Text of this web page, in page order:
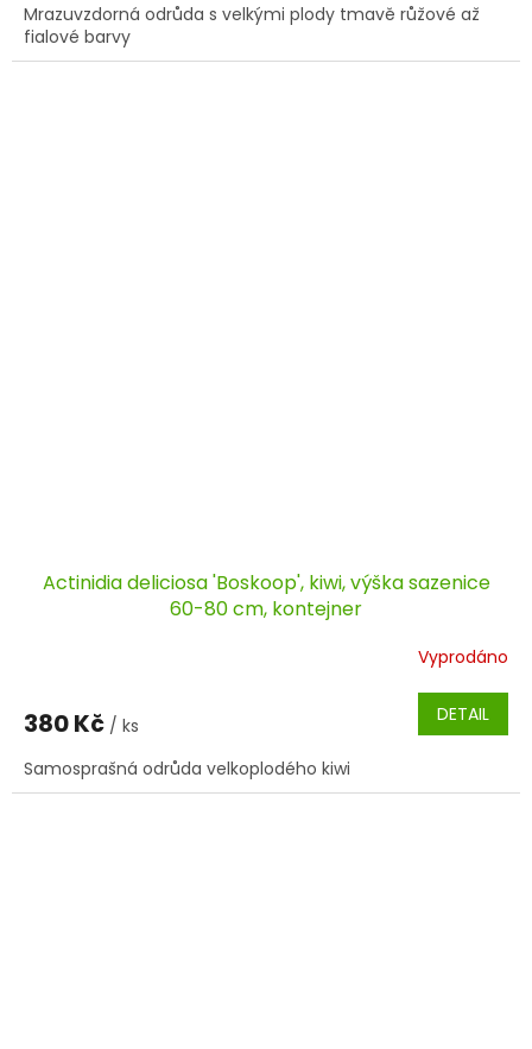
Mrazuvzdorná odrůda s velkými plody tmavě růžové až
fialové barvy
Actinidia deliciosa 'Boskoop', kiwi, výška sazenice
60-80 cm, kontejner
Vyprodáno
380 Kč / ks DETAIL
Samosprašná odrůda velkoplodého kiwi